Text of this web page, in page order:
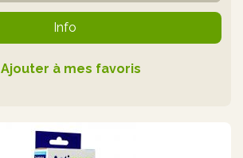
Info
Ajouter à mes favoris